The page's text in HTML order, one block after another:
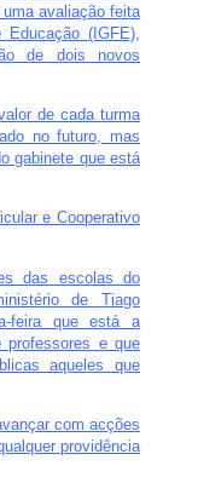
avaliação feita
(IGFE),
de dois novos
de cada turma
no futuro, mas
gabinete que está
e Cooperativo
das escolas do
de Tiago
feira que está a
professores e que
aqueles que
com acções
providência